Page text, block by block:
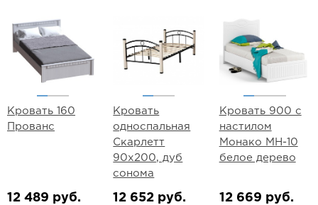
Кровать 160
Прованс
12 489 руб.
Кровать
односпальная
Скарлетт
90х200, дуб
сонома
12 652 руб.
Кровать 900 с
настилом
Монако МН-10
белое дерево
12 669 руб.